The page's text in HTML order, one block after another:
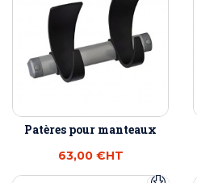
Patères pour manteaux
63,00 €HT